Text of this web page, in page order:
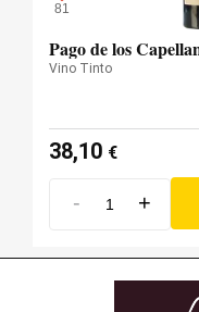
81
Pago de los
Vino Tinto
38,10 €
- +